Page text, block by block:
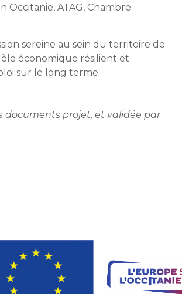
ATAG, Chambre
sereine au sein du territoire de
économique résilient et
sur le long terme.
documents projet, et validée par